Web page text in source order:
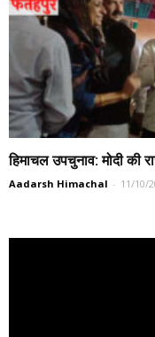
हिमाचल उपचुनाव: मोदी की
Aadarsh Himachal - 11/10/